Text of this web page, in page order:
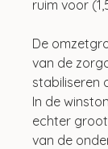
ruim voor
De
van de
stabiliseren
In de
echter
van de